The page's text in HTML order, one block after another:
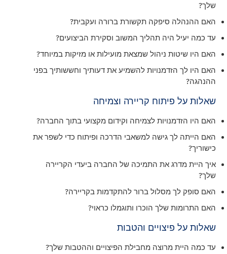
שלך?
האם ההנהלה סיפקה תקשורת ברורה ועקבית?
עד כמה יעיל היה תהליך המשוב וסקירת הביצועים?
האם היו שיטות ניהול שמצאת מועילות או מזיקות במיוחד?
האם היו לך הזדמנויות להשמיע את דעותיך וחששותיך בפני
ההנהגה?
שאלות על פיתוח קריירה וצמיחה
האם היו הזדמנויות לצמיחה וקידום מקצועי בתוך החברה?
האם הייתה לך גישה למשאבי הדרכה ופיתוח כדי לשפר את
כישוריך?
איך היית מדרג את התמיכה של החברה ביעדי הקריירה
שלך?
האם סופק לך מסלול ברור להתקדמות בקריירה?
האם התרומות שלך הוכרו ותוגמלו כראוי?
שאלות על פיצויים והטבות
עד כמה היית מרוצה מחבילת הפיצויים וההטבות שלך?